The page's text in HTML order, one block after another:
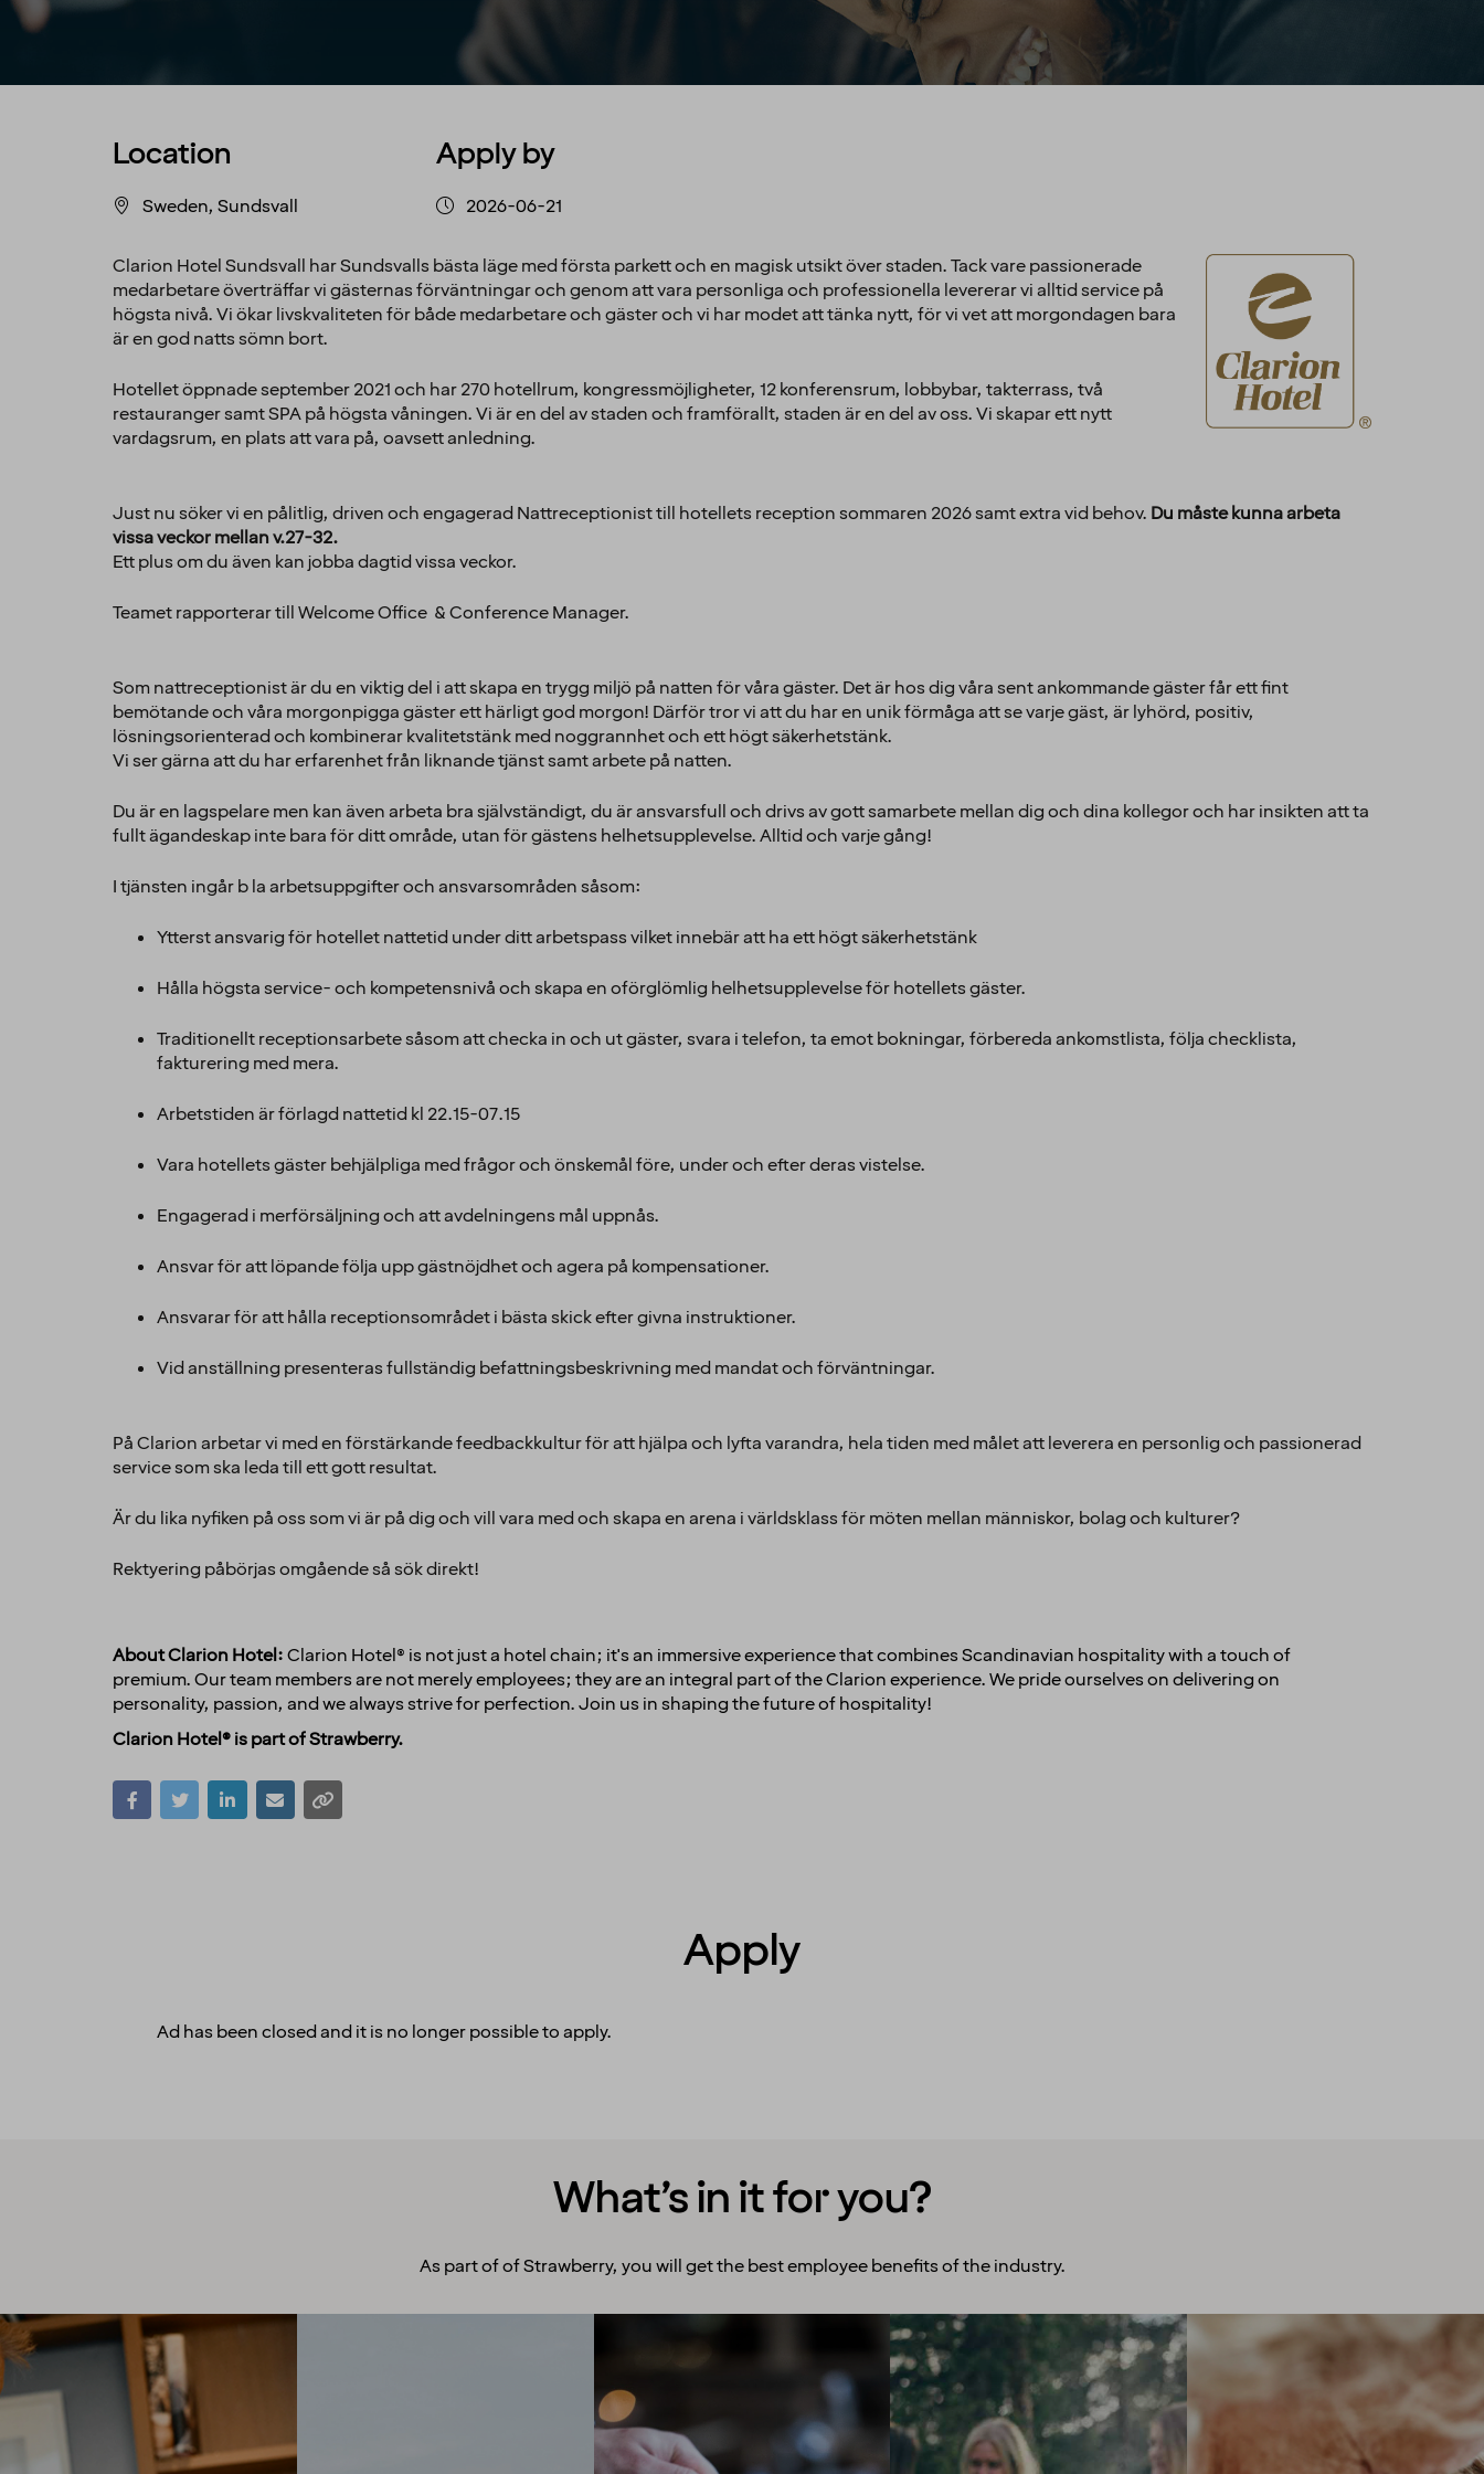
Location
Sweden, Sundsvall
Apply by
2026-06-21
Clarion Hotel Sundsvall har Sundsvalls bästa läge med första parkett och en magisk utsikt över staden. Tack vare passionerade
medarbetare överträffar vi gästernas förväntningar och genom att vara personliga och professionella levererar vi alltid service på
högsta nivå. Vi ökar livskvaliteten för både medarbetare och gäster och vi har modet att tänka nytt, för vi vet att morgondagen bara
är en god natts sömn bort.
Hotellet öppnade september 2021 och har 270 hotellrum, kongressmöjligheter, 12 konferensrum, lobbybar, takterrass, två
restauranger samt SPA på högsta våningen. Vi är en del av staden och framförallt, staden är en del av oss. Vi skapar ett nytt
vardagsrum, en plats att vara på, oavsett anledning.
Just nu söker vi en pålitlig, driven och engagerad Nattreceptionist till hotellets reception sommaren 2026 samt extra vid behov. Du måste kunna arbeta
vissa veckor mellan v.27-32.
Ett plus om du även kan jobba dagtid vissa veckor.
Teamet rapporterar till Welcome Office & Conference Manager.
Som nattreceptionist är du en viktig del i att skapa en trygg miljö på natten för våra gäster. Det är hos dig våra sent ankommande gäster får ett fint
bemötande och våra morgonpigga gäster ett härligt god morgon! Därför tror vi att du har en unik förmåga att se varje gäst, är lyhörd, positiv,
lösningsorienterad och kombinerar kvalitetstänk med noggrannhet och ett högt säkerhetstänk.
Vi ser gärna att du har erfarenhet från liknande tjänst samt arbete på natten.
Du är en lagspelare men kan även arbeta bra självständigt, du är ansvarsfull och drivs av gott samarbete mellan dig och dina kollegor och har insikten att ta
fullt ägandeskap inte bara för ditt område, utan för gästens helhetsupplevelse. Alltid och varje gång!
I tjänsten ingår b la arbetsuppgifter och ansvarsområden såsom:
Ytterst ansvarig för hotellet nattetid under ditt arbetspass vilket innebär att ha ett högt säkerhetstänk
Hålla högsta service- och kompetensnivå och skapa en oförglömlig helhetsupplevelse för hotellets gäster.
Traditionellt receptionsarbete såsom att checka in och ut gäster, svara i telefon, ta emot bokningar, förbereda ankomstlista, följa checklista,
fakturering med mera.
Arbetstiden är förlagd nattetid kl 22.15-07.15
Vara hotellets gäster behjälpliga med frågor och önskemål före, under och efter deras vistelse.
Engagerad i merförsäljning och att avdelningens mål uppnås.
Ansvar för att löpande följa upp gästnöjdhet och agera på kompensationer.
Ansvarar för att hålla receptionsområdet i bästa skick efter givna instruktioner.
Vid anställning presenteras fullständig befattningsbeskrivning med mandat och förväntningar.
På Clarion arbetar vi med en förstärkande feedbackkultur för att hjälpa och lyfta varandra, hela tiden med målet att leverera en personlig och passionerad
service som ska leda till ett gott resultat.
Är du lika nyfiken på oss som vi är på dig och vill vara med och skapa en arena i världsklass för möten mellan människor, bolag och kulturer?
Rektyering påbörjas omgående så sök direkt!
About Clarion Hotel:Clarion Hotel® is not just a hotel chain; it's an immersive experience that combines Scandinavian hospitality with a touch of
premium. Our team members are not merely employees; they are an integral part of the Clarion experience. We pride ourselves on delivering on
personality, passion, and we always strive for perfection. Join us in shaping the future of hospitality!
Clarion Hotel® is part of Strawberry.
Apply
Ad has been closed and it is no longer possible to apply.
What’s in it for you?
As part of of Strawberry, you will get the best employee benefits of the industry.
A culture to
cherish